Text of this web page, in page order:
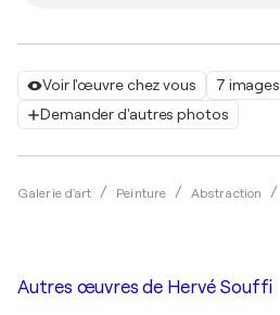
Voir l'œuvre chez vous
7 images
Demander d'autres photos
Galerie d'art Peinture Abstraction
Autres œuvres de Hervé Souffi